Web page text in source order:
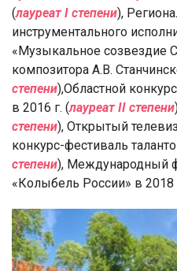
(лауреат I степени),
инструментального
«Музыкальное созвездие
композитора А.В.
степени),Областной
в 2016 г. (лауреат II степени
степени), Открытый
конкурс-фестиваль
степени), Международный
«Колыбель России» в 2018